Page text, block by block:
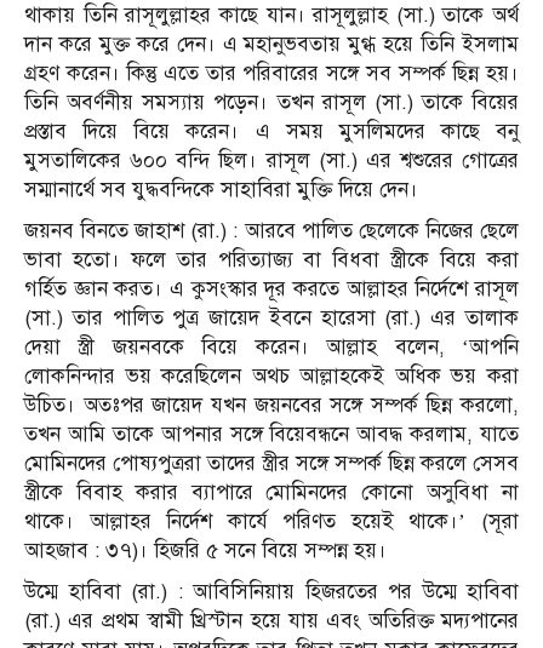
থাকায় তিনি রাসূলুল্লাহর কাছে যান। রাসূলুল্লাহ (সা.) তাকে অর্থ
দান করে মুক্ত করে দেন। এ মহানুভবতায় মুগ্ধ হয়ে তিনি ইসলাম
গ্রহণ করেন। কিন্তু এতে তার পরিবারের সঙ্গে সব সম্পর্ক ছিন্ন হয়।
তিনি অবর্ণনীয় সমস্যায় পড়েন। তখন রাসূল (সা.) তাকে বিয়ের
প্রস্তাব দিয়ে বিয়ে করেন। এ সময় মুসলিমদের কাছে বনু
মুসতালিকের ৬০০ বন্দি ছিল। রাসূল (সা.) এর শ্বশুরের গোত্রের
সম্মানার্থে সব যুদ্ধবন্দিকে সাহাবিরা মুক্তি দিয়ে দেন।
জয়নব বিনতে জাহাশ (রা.) : আরবে পালিত ছেলেকে নিজের ছেলে
ভাবা হতো। ফলে তার পরিত্যাজ্য বা বিধবা স্ত্রীকে বিয়ে করা
গর্হিত জ্ঞান করত। এ কুসংস্কার দূর করতে আল্লাহর নির্দেশে রাসূল
(সা.) তার পালিত পুত্র জায়েদ ইবনে হারেসা (রা.) এর তালাক
দেয়া স্ত্রী জয়নবকে বিয়ে করেন। আল্লাহ বলেন, ‘আপনি
লোকনিন্দার ভয় করেছিলেন অথচ আল্লাহকেই অধিক ভয় করা
উচিত। অতঃপর জায়েদ যখন জয়নবের সঙ্গে সম্পর্ক ছিন্ন করলো,
তখন আমি তাকে আপনার সঙ্গে বিয়েবন্ধনে আবদ্ধ করলাম, যাতে
মোমিনদের পোষ্যপুত্ররা তাদের স্ত্রীর সঙ্গে সম্পর্ক ছিন্ন করলে সেসব
স্ত্রীকে বিবাহ করার ব্যাপারে মোমিনদের কোনো অসুবিধা না
থাকে। আল্লাহর নির্দেশ কার্যে পরিণত হয়েই থাকে।’ (সূরা
আহজাব : ৩৭)। হিজরি ৫ সনে বিয়ে সম্পন্ন হয়।
উম্মে হাবিবা (রা.) : আবিসিনিয়ায় হিজরতের পর উম্মে হাবিবা
(রা.) এর প্রথম স্বামী খ্রিস্টান হয়ে যায় এবং অতিরিক্ত মদ্যপানের